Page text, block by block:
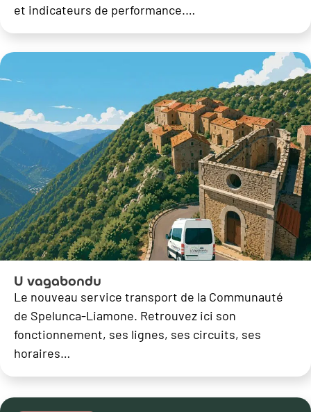
et indicateurs de performance.…
U vagabondu
Le nouveau service transport de la Communauté
de Spelunca-Liamone. Retrouvez ici son
fonctionnement, ses lignes, ses circuits, ses
horaires…